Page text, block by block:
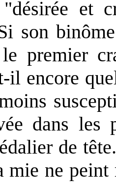
et
son
premier
il encore
dans les
de
mie ne